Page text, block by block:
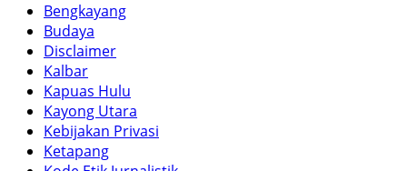
Bengkayang
Budaya
Disclaimer
Kalbar
Kapuas Hulu
Kayong Utara
Kebijakan Privasi
Ketapang